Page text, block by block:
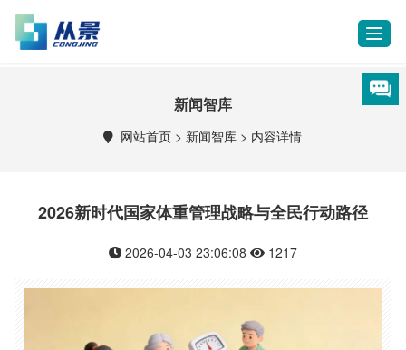
T
g
g
l
g
o
新闻智库
网站首页 > 新闻智库 > 内容详情
2026新时代国家体重管理战略与全民行动路径
2026-04-03 23:06:08 1217